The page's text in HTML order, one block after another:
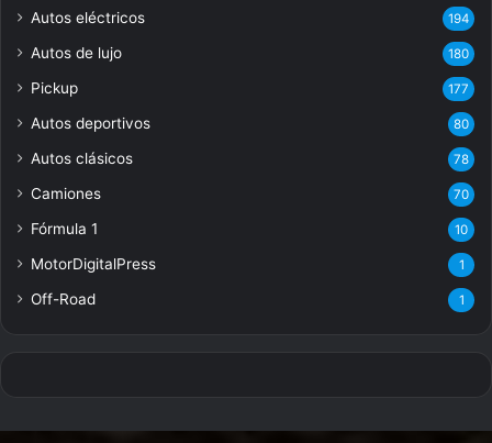
Autos eléctricos 194
Autos de lujo 180
Pickup 177
Autos deportivos 80
Autos clásicos 78
Camiones 70
Fórmula 1 10
MotorDigitalPress 1
Off-Road 1